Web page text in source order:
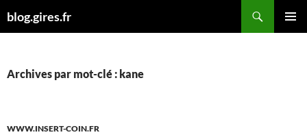
aublog.gires.fr
Archives par mot-clé : kane
WWW.INSERT-COIN.FR